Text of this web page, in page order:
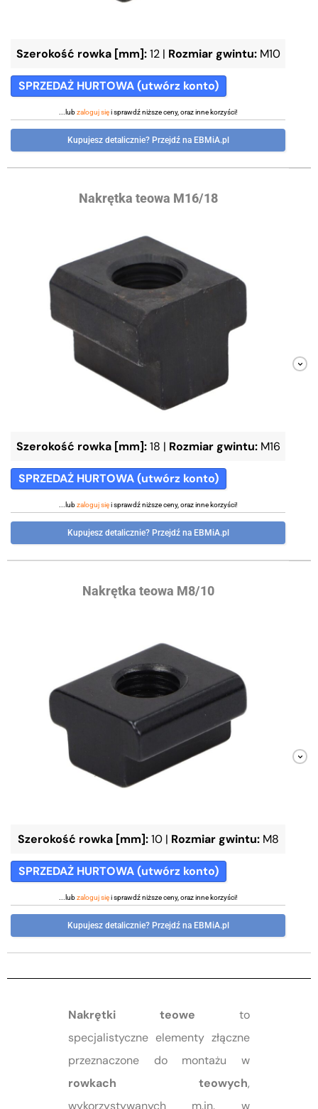
Szerokość rowka [mm]: 12 | Rozmiar gwintu: M10
SPRZEDAŻ HURTOWA (utwórz konto)
...lubzaloguj sięi sprawdź niższe ceny, oraz inne korzyści!
Kupujesz detalicznie? Przejdź na EBMiA.pl
Nakrętka teowa M16/18
Szerokość rowka [mm]: 18 | Rozmiar gwintu: M16
SPRZEDAŻ HURTOWA (utwórz konto)
...lubzaloguj sięi sprawdź niższe ceny, oraz inne korzyści!
Kupujesz detalicznie? Przejdź na EBMiA.pl
Nakrętka teowa M8/10
Szerokość rowka [mm]: 10 | Rozmiar gwintu: M8
SPRZEDAŻ HURTOWA (utwórz konto)
...lubzaloguj sięi sprawdź niższe ceny, oraz inne korzyści!
Kupujesz detalicznie? Przejdź na EBMiA.pl
Nakrętki teowe to
specjalistyczne elementy złączne
przeznaczone do montażu w
rowkach teowych,
wykorzystywanych m.in. w